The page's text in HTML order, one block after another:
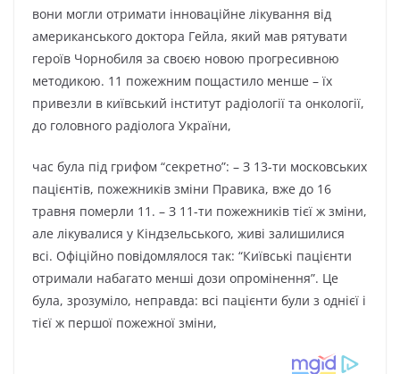
вони могли отримати інноваційне лікування від
американського доктора Гейла, який мав рятувати
героїв Чорнобиля за своєю новою прогресивною
методикою. 11 пожежним пощастило менше – їх
привезли в київський інститут радіології та онкології,
до головного радіолога України,
час була під грифом “секретно”: – З 13-ти московських
пацієнтів, пожежників зміни Правика, вже до 16
травня померли 11. – З 11-ти пожежників тієї ж зміни,
але лікувалися у Кіндзельського, живі залишилися
всі. Офіційно повідомлялося так: “Київські пацієнти
отримали набагато менші дози опромінення”. Це
була, зрозуміло, неправда: всі пацієнти були з однієї і
тієї ж першої пожежної зміни,